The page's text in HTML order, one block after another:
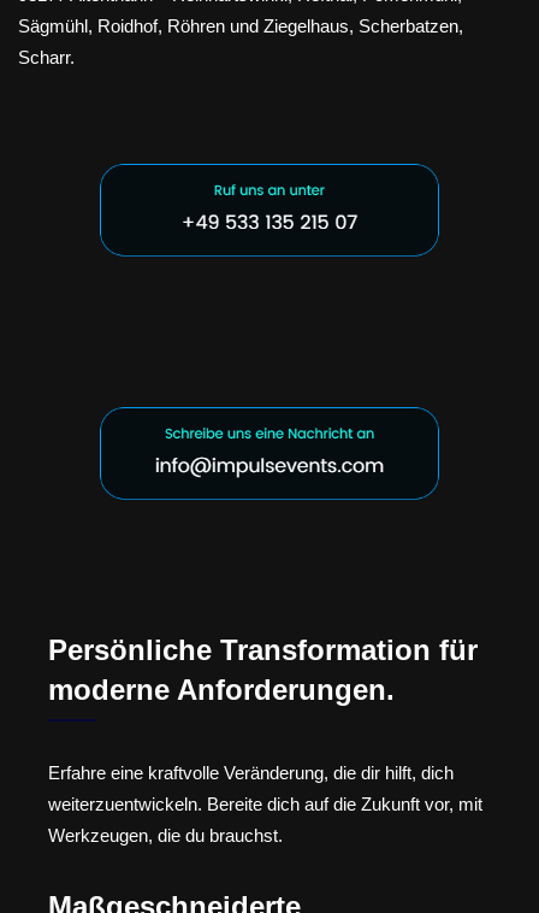
Sägmühl, Roidhof, Röhren und Ziegelhaus, Scherbatzen,
Scharr.
Persönliche Transformation für
moderne Anforderungen.
Erfahre eine kraftvolle Veränderung, die dir hilft, dich
weiterzuentwickeln. Bereite dich auf die Zukunft vor, mit
Werkzeugen, die du brauchst.
Maßgeschneiderte